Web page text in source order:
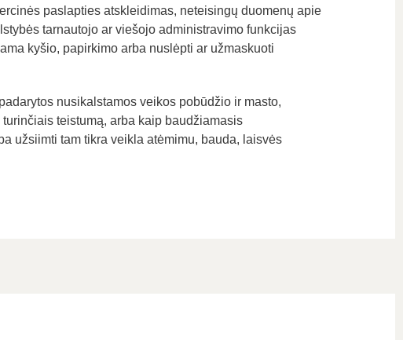
paslapties atskleidimas, neteisingų duomenų apie
tarnautojo ar viešojo administravimo funkcijas
kyšio, papirkimo arba nuslėpti ar užmaskuoti
nusikalstamos veikos pobūdžio ir masto,
teistumą, arba kaip baudžiamasis
užsiimti tam tikra veikla atėmimu, bauda, laisvės